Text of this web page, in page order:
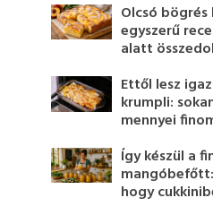
Olcsó bögrés
egyszerű
alatt
Ettől lesz
krumpli:
mennyei
Így készül a
hogy